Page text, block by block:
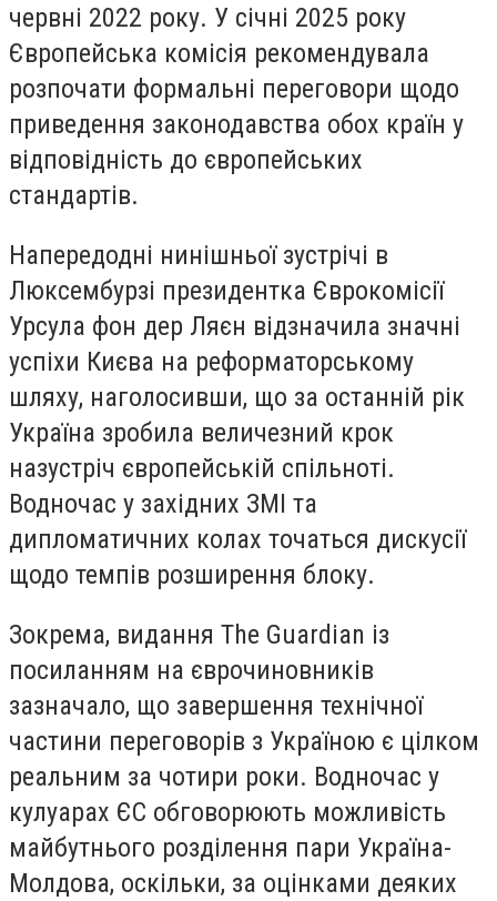
червні 2022 року. У січні 2025 року
Європейська комісія рекомендувала
розпочати формальні переговори щодо
приведення законодавства обох країн у
відповідність до європейських
стандартів.
Напередодні нинішньої зустрічі в
Люксембурзі президентка Єврокомісії
Урсула фон дер Ляєн відзначила значні
успіхи Києва на реформаторському
шляху, наголосивши, що за останній рік
Україна зробила величезний крок
назустріч європейській спільноті.
Водночас у західних ЗМІ та
дипломатичних колах точаться дискусії
щодо темпів розширення блоку.
Зокрема, видання The Guardian із
посиланням на єврочиновників
зазначало, що завершення технічної
частини переговорів з Україною є цілком
реальним за чотири роки. Водночас у
кулуарах ЄС обговорюють можливість
майбутнього розділення пари Україна-
Молдова, оскільки, за оцінками деяких